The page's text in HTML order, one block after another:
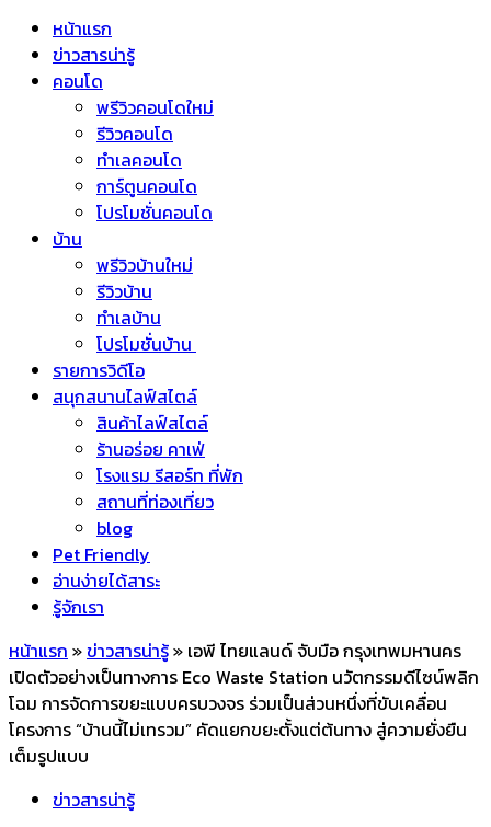
หน้าแรก
ข่าวสารน่ารู้
คอนโด
พรีวิวคอนโดใหม่
รีวิวคอนโด
ทำเลคอนโด
การ์ตูนคอนโด
โปรโมชั่นคอนโด
บ้าน
พรีวิวบ้านใหม่
รีวิวบ้าน
ทำเลบ้าน
โปรโมชั่นบ้าน
รายการวิดีโอ
สนุกสนานไลฟ์สไตล์
สินค้าไลฟ์สไตล์
ร้านอร่อย คาเฟ่
โรงแรม รีสอร์ท ที่พัก
สถานที่ท่องเที่ยว
blog
Pet Friendly
อ่านง่ายได้สาระ
รู้จักเรา
หน้าแรก »ข่าวสารน่ารู้» เอพี ไทยแลนด์ จับมือ กรุงเทพมหานคร
เปิดตัวอย่างเป็นทางการ Eco Waste Station นวัตกรรมดีไซน์พลิก
โฉม การจัดการขยะแบบครบวงจร ร่วมเป็นส่วนหนึ่งที่ขับเคลื่อน
โครงการ “บ้านนี้ไม่เทรวม” คัดแยกขยะตั้งแต่ต้นทาง สู่ความยั่งยืน
เต็มรูปแบบ
ข่าวสารน่ารู้